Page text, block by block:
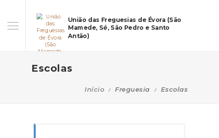
União das Freguesias de Évora (São
Mamede, Sé, São Pedro e Santo
Antão)
Escolas
Início Freguesia Escolas